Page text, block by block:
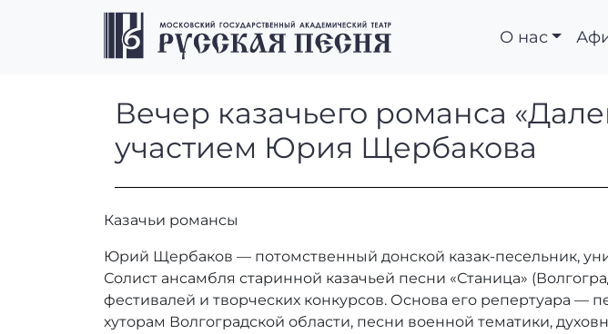
Перейти к содержимому
Перейти к футеру
О нас
Вечер казачьего романса
с участием Юрия
Вечер казачьего романса
участием Юрия Щербакова
Казачьи романсы
Юрий Щербаков — потомственный донской казак-песельник,
Солист ансамбля старинной казачьей песни «Станица»
фестивалей и творческих конкурсов. Основа его репертуара —
хуторам Волгоградской области, песни военной тематики,